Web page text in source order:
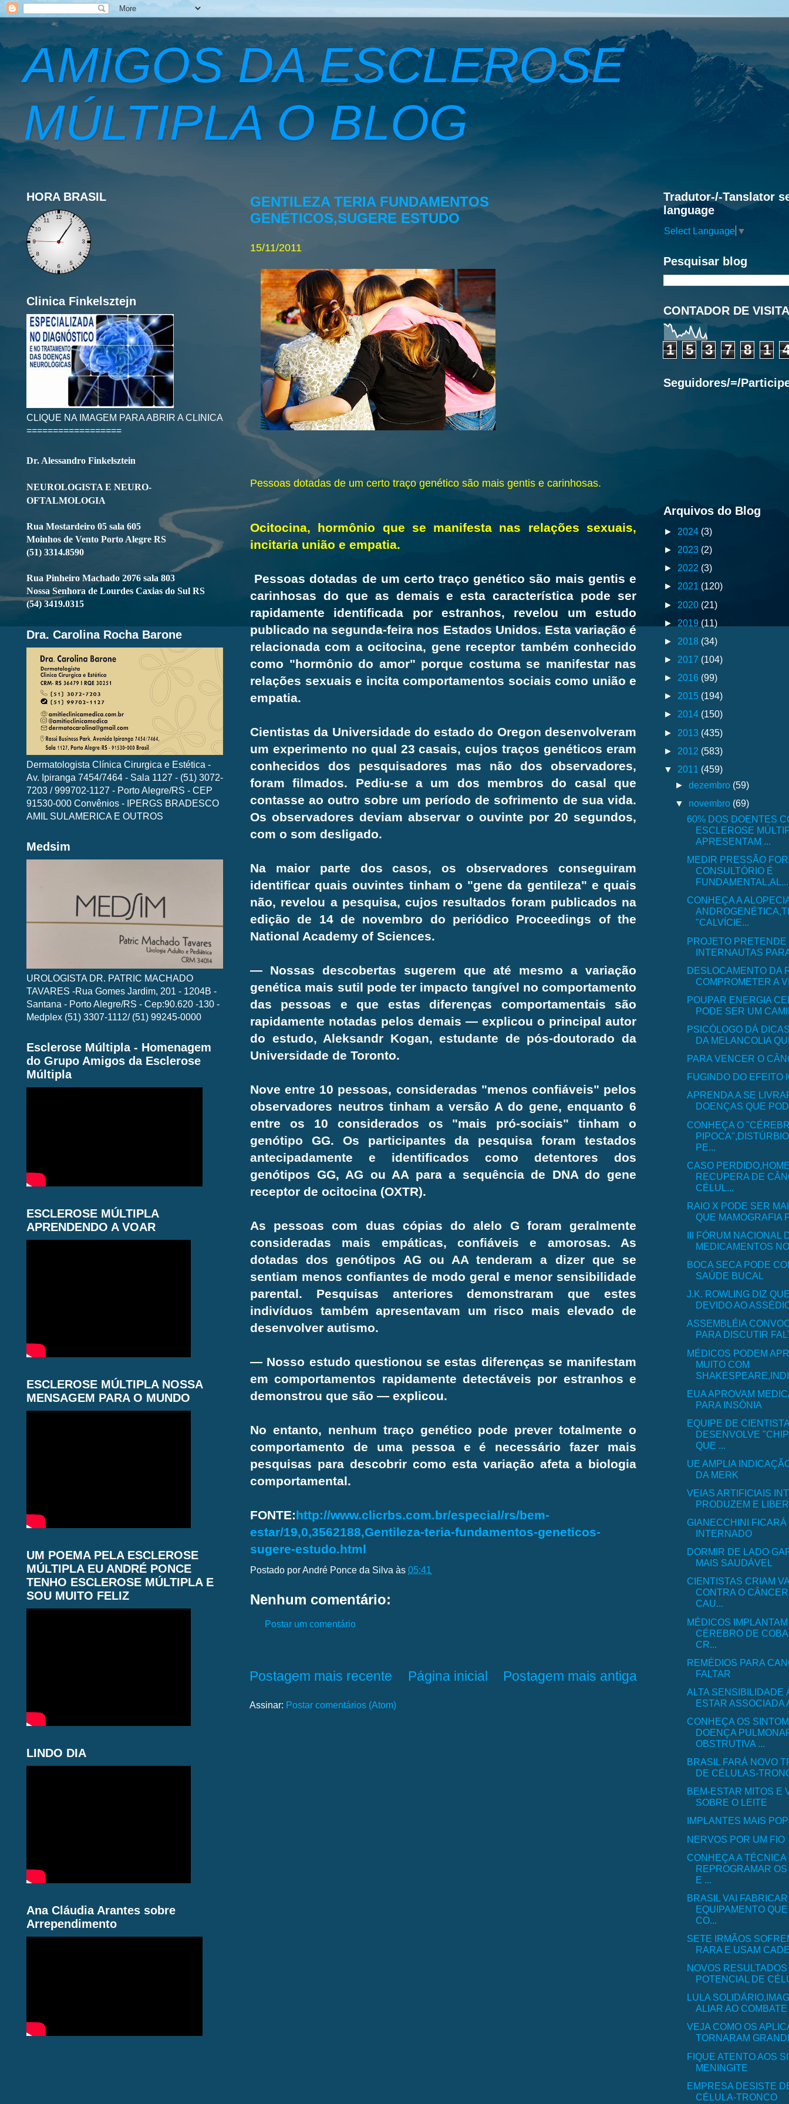
AMIGOS DA ESCLEROSE
MÚLTIPLA O BLOG
GENTILEZA TERIA FUNDAMENTOS
GENÉTICOS,SUGERE ESTUDO
15/11/2011
Pessoas dotadas de um certo traço genético são mais gentis e carinhosas.
Ocitocina, hormônio que se manifesta nas relações sexuais,
incitaria união e empatia.
Pessoas dotadas de um certo traço genético são mais gentis e
carinhosas do que as demais e esta característica pode ser
rapidamente identificada por estranhos, revelou um estudo
publicado na segunda-feira nos Estados Unidos. Esta variação é
relacionada com a ocitocina, gene receptor também conhecido
como "hormônio do amor" porque costuma se manifestar nas
relações sexuais e incita comportamentos sociais como união e
empatia.
Cientistas da Universidade do estado do Oregon desenvolveram
um experimento no qual 23 casais, cujos traços genéticos eram
conhecidos dos pesquisadores mas não dos observadores,
foram filmados. Pediu-se a um dos membros do casal que
contasse ao outro sobre um período de sofrimento de sua vida.
Os observadores deviam abservar o ouvinte por 20 segundos,
com o som desligado.
Na maior parte dos casos, os observadores conseguiram
identificar quais ouvintes tinham o "gene da gentileza" e quais
não, revelou a pesquisa, cujos resultados foram publicados na
edição de 14 de novembro do periódico Proceedings of the
National Academy of Sciences.
— Nossas descobertas sugerem que até mesmo a variação
genética mais sutil pode ter impacto tangível no comportamento
das pessoas e que estas diferenças comportamentais são
rapidamente notadas pelos demais — explicou o principal autor
do estudo, Aleksandr Kogan, estudante de pós-doutorado da
Universidade de Toronto.
Nove entre 10 pessoas, consideradas "menos confiáveis" pelos
observadores neutros tinham a versão A do gene, enquanto 6
entre os 10 considerados os "mais pró-sociais" tinham o
genótipo GG. Os participantes da pesquisa foram testados
antecipadamente e identificados como detentores dos
genótipos GG, AG ou AA para a sequência de DNA do gene
receptor de ocitocina (OXTR).
As pessoas com duas cópias do alelo G foram geralmente
consideradas mais empáticas, confiáveis e amorosas. As
dotadas dos genótipos AG ou AA tenderam a dizer que se
sentiam menos confiantes de modo geral e menor sensibilidade
parental. Pesquisas anteriores demonstraram que estes
indivíduos também apresentavam um risco mais elevado de
desenvolver autismo.
— Nosso estudo questionou se estas diferenças se manifestam
em comportamentos rapidamente detectáveis por estranhos e
demonstrou que são — explicou.
No entanto, nenhum traço genético pode prever totalmente o
comportamento de uma pessoa e é necessário fazer mais
pesquisas para descobrir como esta variação afeta a biologia
comportamental.
FONTE:http://www.clicrbs.com.br/especial/rs/bem-
estar/19,0,3562188,Gentileza-teria-fundamentos-geneticos-
sugere-estudo.html
Postado por André Ponce da Silva às 05:41
Nenhum comentário:
Postar um comentário
Postagem mais recente Postagem mais antiga
Página inicial
Assinar: Postar comentários (Atom)
HORA BRASIL
Clinica Finkelsztejn
CLIQUE NA IMAGEM PARA ABRIR A CLINICA
==================
Dr. Alessandro Finkelsztein
NEUROLOGISTA E NEURO-
OFTALMOLOGIA
Rua Mostardeiro 05 sala 605
Moinhos de Vento Porto Alegre RS
(51) 3314.8590
Rua Pinheiro Machado 2076 sala 803
Nossa Senhora de Lourdes Caxias do Sul RS
(54) 3419.0315
Dra. Carolina Rocha Barone
Dermatologista Clínica Cirurgica e Estética -
Av. Ipiranga 7454/7464 - Sala 1127 - (51) 3072-
7203 / 999702-1127 - Porto Alegre/RS - CEP
91530-000 Convênios - IPERGS BRADESCO
AMIL SULAMERICA E OUTROS
Medsim
UROLOGISTA DR. PATRIC MACHADO
TAVARES -Rua Gomes Jardim, 201 - 1204B -
Santana - Porto Alegre/RS - Cep:90.620 -130 -
Medplex (51) 3307-1112/ (51) 99245-0000
Esclerose Múltipla - Homenagem
do Grupo Amigos da Esclerose
Múltipla
ESCLEROSE MÚLTIPLA
APRENDENDO A VOAR
ESCLEROSE MÚLTIPLA NOSSA
MENSAGEM PARA O MUNDO
UM POEMA PELA ESCLEROSE
MÚLTIPLA EU ANDRÉ PONCE
TENHO ESCLEROSE MÚLTIPLA E
SOU MUITO FELIZ
LINDO DIA
Ana Cláudia Arantes sobre
Arrependimento
Tradutor-/-Tanslator
language
Select Language ▼
Pesquisar blog
CONTADOR DE
1 5 3 7 8 1
Seguidores/=/
Arquivos do Blog
► 2024 (3)
► 2023 (2)
► 2022 (3)
► 2021 (120)
► 2020 (21)
► 2019 (11)
► 2018 (34)
► 2017 (104)
► 2016 (99)
► 2015 (194)
► 2014 (150)
► 2013 (435)
► 2012 (583)
▼ 2011 (459)
►dezembro (59)
▼ novembro (69)
60% DOS DOENTES
ESCLEROSE
APRESENTAM ...
MEDIR PRESSÃO
CONSULTÓRIO É
FUNDAMENTAL,AL...
CONHEÇA A
"CALVÍCIE...
PROJETO
INTERNAUTAS
DESLOCAMENTO DA
COMPROMETER A
POUPAR ENERGIA
PODE SER UM
PSICÓLOGO DÁ
DA MELANCOLIA
PARA VENCER O
FUGINDO DO EFEITO
APRENDA A SE
DOENÇAS QUE
CONHEÇA O
PE...
CASO
RECUPERA DE
CÉLUL...
RAIO X PODE SER
QUE MAMOGRAFIA
III FÓRUM NACIONAL
MEDICAMENTOS
BOCA SECA PODE
SAÚDE BUCAL
J.K. ROWLING DIZ
DEVIDO AO
ASSEMBLÉIA
PARA DISCUTIR
MÉDICOS PODEM
MUITO COM
EUA APROVAM
PARA INSÔNIA
EQUIPE DE
DESENVOLVE
QUE ...
UE AMPLIA
DA MERK
VEIAS ARTIFICIAIS
PRODUZEM E
GIANECCHINI FICARÁ
INTERNADO
DORMIR DE LADO
MAIS SAUDÁVEL
CIENTISTAS CRIAM
CONTRA O
CAU...
MÉDICOS
CÉREBRO DE
CR...
REMÉDIOS PARA
FALTAR
ALTA SENSIBILIDADE
ESTAR ASSOCIADA
CONHEÇA OS
DOENÇA
OBSTRUTIVA ...
BRASIL FARÁ NOVO
DE CÉLULAS-
BEM-ESTAR MITOS E
SOBRE O LEITE
IMPLANTES MAIS
NERVOS POR UM FIO
CONHEÇA A TÉCNICA
REPROGRAMAR
E ...
BRASIL VAI FABRICAR
EQUIPAMENTO
CO...
SETE IRMÃOS
RARA E USAM
NOVOS
POTENCIAL DE
LULA
ALIAR AO COMBATE
VEJA COMO OS
TORNARAM
FIQUE ATENTO AOS
MENINGITE
EMPRESA DESISTE
CÉLULA-TRONCO